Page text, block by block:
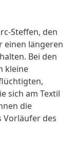
Steffen, den
einen längeren
Bei den
kleine
sich am Textil
die
Vorläufer des